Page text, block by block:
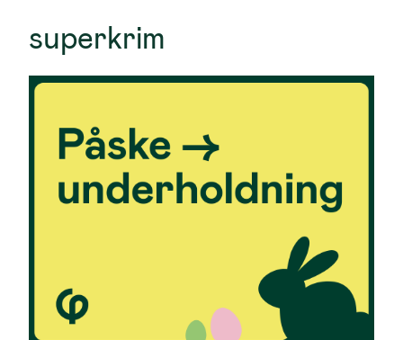
superkrim